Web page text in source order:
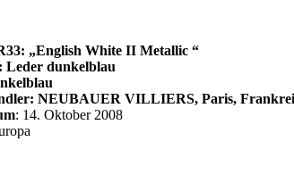
„English White II Metallic “
Leder dunkelblau
NEUBAUER VILLIERS, Paris,
: 14. Oktober 2008